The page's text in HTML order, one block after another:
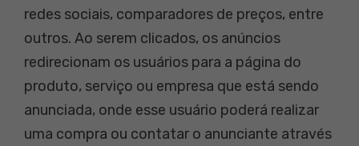
redes sociais, comparadores de preços, entre
outros. Ao serem clicados, os anúncios
redirecionam os usuários para a página do
produto, serviço ou empresa que está sendo
anunciada, onde esse usuário poderá realizar
uma compra ou contatar o anunciante através